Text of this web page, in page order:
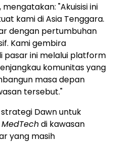
, mengatakan: "Akuisisi ini
kami di Asia Tenggara.
dengan pertumbuhan
Kami gembira
pasar ini melalui platform
komunitas yang
masa depan
tersebut."
strategi Dawn untuk
MedTechdi kawasan
yang masih